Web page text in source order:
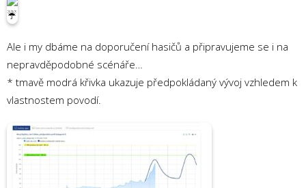
Ale i my dbáme na doporučení hasičů a připravujeme se i na
nepravděpodobné scénáře…
* tmavě modrá křivka ukazuje předpokládaný vývoj vzhledem k
vlastnostem povodí.